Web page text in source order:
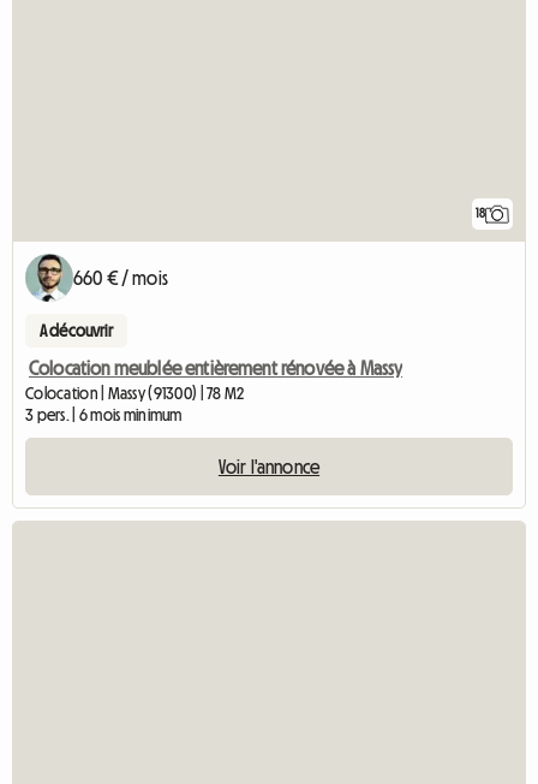
18
660 € / mois
A découvrir
Colocation meublée entièrement rénovée à Massy
Colocation | Massy (91300) | 78 M2
3 pers. | 6 mois minimum
Voir l'annonce